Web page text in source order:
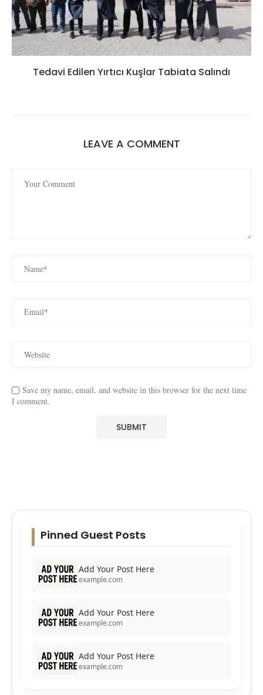
Tedavi Edilen Yırtıcı Kuşlar Tabiata Salındı
LEAVE A COMMENT
Save my name, email, and website in this browser for the next time
I comment.
Pinned Guest Posts
Add Your Post Here
example.com
Add Your Post Here
example.com
Add Your Post Here
example.com